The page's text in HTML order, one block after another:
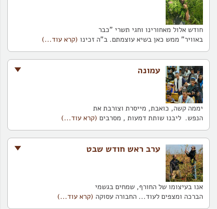
חודש אלול מאחורינו וחגי תשרי "כבר
באוויר" ממש כאן בשיא עוצמתם. ב"ה זכינו (קרא עוד...)
עמונה
יממה קשה, כואבת, מייסרת וצורבת את
הנפש. ליבנו שותת דמעות , מסרבים (קרא עוד...)
ערב ראש חודש שבט
אנו בעיצומו של החורף, שמחים בגשמי
הברכה ומצפים לעוד... החבורה עסוקה (קרא עוד...)